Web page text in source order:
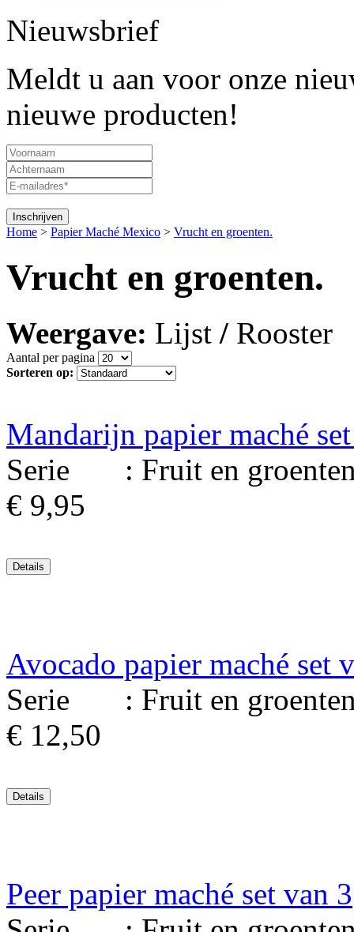
Nieuwsbrief
Meldt u aan voor onze
nieuwe producten!
Home > Papier Maché Mexico > Vrucht en groenten.
Vrucht en groenten.
Weergave: Lijst / Rooster
Aantal per pagina
Sorteren op:
Mandarijn papier maché
Serie : Fruit en
€ 9,95
Avocado papier maché set
Serie : Fruit en
€ 12,50
Peer papier maché set van 3